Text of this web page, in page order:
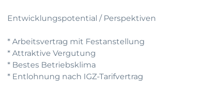
Entwicklungspotential / Perspektiven
* Arbeitsvertrag mit Festanstellung
* Attraktive Vergutung
* Bestes Betriebsklima
* Entlohnung nach IGZ-Tarifvertrag